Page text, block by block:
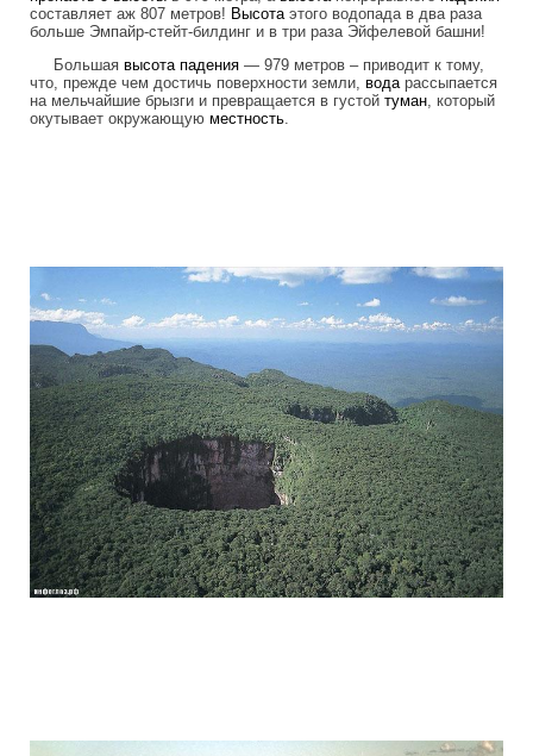
составляет аж 807 метров! Высотаэтого водопада в два раза
больше Эмпайр-стейт-билдинг и в три раза Эйфелевой башни!
Большая высота падения — 979 метров – приводит к тому,
что, прежде чем достичь поверхности земли, водарассыпается
на мельчайшие брызги и превращается в густой туман, который
окутывает окружающую местность.